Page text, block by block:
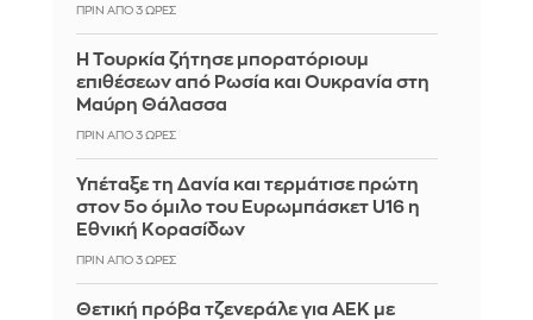
ΠΡΙΝ ΑΠΌ 3 ΏΡΕΣ
Η Τουρκία ζήτησε μπορατόριουμ
επιθέσεων από Ρωσία και Ουκρανία στη
Μαύρη Θάλασσα
ΠΡΙΝ ΑΠΌ 3 ΏΡΕΣ
Υπέταξε τη Δανία και τερμάτισε πρώτη
στον 5ο όμιλο του Ευρωμπάσκετ U16 η
Εθνική Κορασίδων
ΠΡΙΝ ΑΠΌ 3 ΏΡΕΣ
Θετική πρόβα τζενεράλε για ΑΕΚ με